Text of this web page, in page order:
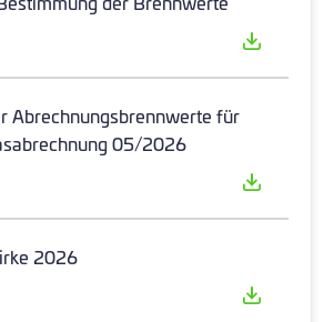
Abrechnungsbrennwerte für
05/2026
2026